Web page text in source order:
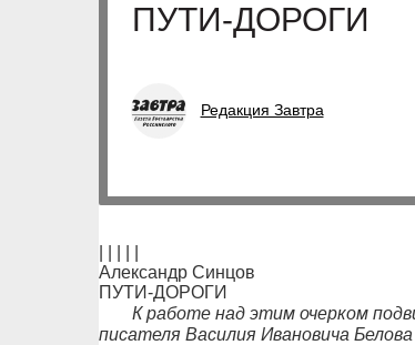
ПУТИ-ДОРОГИ
Редакция Завтра
Александр Синцов
ПУТИ-ДОРОГИ
К работе над этим очерком
писателя Василия Ивановича